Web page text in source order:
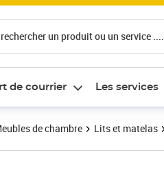
rechercher un produit ou un service ....
de courrier Les services
de chambre Lits et matelas